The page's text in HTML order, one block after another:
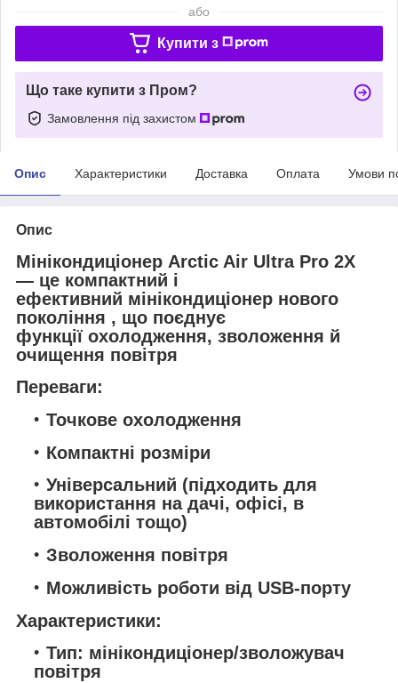
або
Купити з
Що таке купити з Пром?
Замовлення під захистом
Опис Характеристики Доставка Оплата Умови
Опис
Мінікондиціонер Arctic Air Ultra Pro 2X
— це компактний і
ефективний мінікондиціонер нового
покоління , що поєднує
функції охолодження, зволоження й
очищення повітря
Переваги:
Точкове охолодження
Компактні розміри
Універсальний (підходить для
використання на дачі, офісі, в
автомобілі тощо)
Зволоження повітря
Можливість роботи від USB-порту
Характеристики:
Тип: мінікондиціонер/зволожувач
повітря